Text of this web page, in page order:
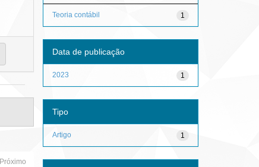
Próximo
1
Teoria contábil
Data de publicação
1
2023
Tipo
1
Artigo